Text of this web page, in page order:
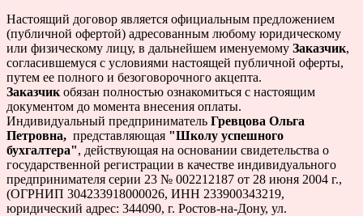
Настоящий договор является официальным предложением
(публичной офертой) адресованным любому юридическому
или физическому лицу, в дальнейшем именуемому Заказчик,
согласившемуся с условиями настоящей публичной оферты,
путем ее полного и безоговорочного акцепта.
Заказчик обязан полностью ознакомиться с настоящим
документом до момента внесения оплаты.
Индивидуальный предприниматель Гревцова Ольга
Петровна, представляющая "Школу успешного
бухгалтера", действующая на основании свидетельства о
государственной регистрации в качестве индивидуального
предпринимателя серии 23 № 002212187 от 28 июня 2004 г.,
(ОГРНИП 304233918000026, ИНН 233900343219,
юридический адрес: 344090, г. Ростов-на-Дону, ул.